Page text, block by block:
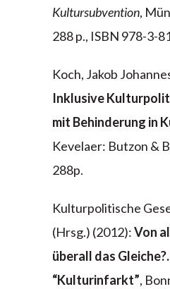
Kultursubvention,
288 p., ISBN 978-3-
Koch, Jakob
Inklusive
mit Behinderung in
Kevelaer: Butzon &
288p.
Kulturpolitische
(Hrsg.) (2012):Von
überall das
“Kulturinfarkt”,